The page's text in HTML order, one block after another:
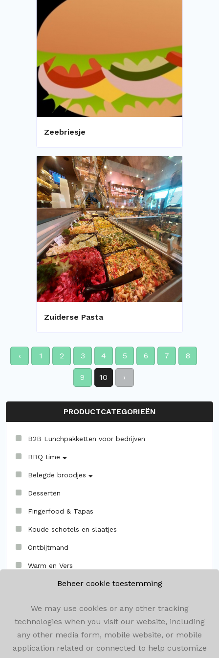
PRODUCTCATEGORIEËN
B2B Lunchpakketten voor bedrijven
BBQ time
Belegde broodjes
Desserten
Fingerfood & Tapas
Koude schotels en slaatjes
Ontbijtmand
Warm en Vers
Zeebriesje
Zuiderse Pasta
‹ 1 2 3 4 5 6 7 8
9 10 ›
Olenseweg 292, 2260 Westerlo
Beheer cookie toestemming
We may use cookies or any other tracking
technologies when you visit our website, including
any other media form, mobile website, or mobile
application related or connected to help customize